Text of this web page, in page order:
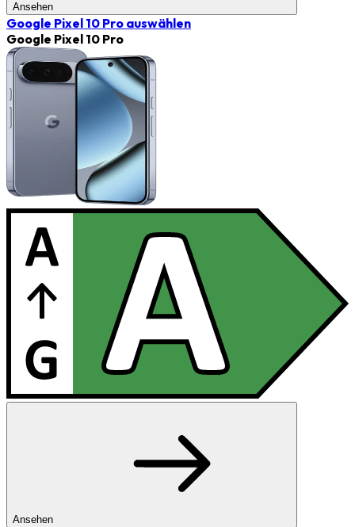
Ansehen
Google Pixel 10 Pro auswählen
Google Pixel 10 Pro
Ansehen